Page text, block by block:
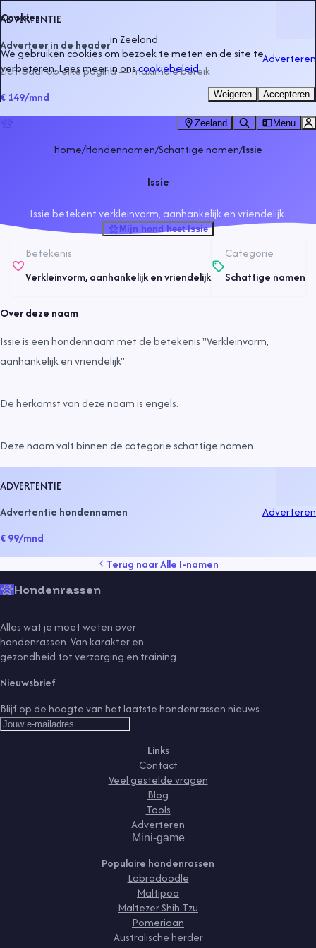
ADVERTENTIE
Adverteer in de headerinZeeland
Zichtbaar op elke pagina — maximale bereik
€ 149/mnd
Adverteren
Zeeland Menu
Home/Hondennamen/Schattige namen/Issie
Issie
Issie betekent verkleinvorm, aanhankelijk en vriendelijk.
Mijn hond heet Issie
Betekenis
Verkleinvorm, aanhankelijk en vriendelijk
Categorie
Schattige namen
Over deze naam
Issie is een hondennaam met de betekenis "Verkleinvorm,
aanhankelijk en vriendelijk".
De herkomst van deze naam is engels.
Deze naam valt binnen de categorieschattige namen.
ADVERTENTIE
Advertentie hondennamen
€ 99/mnd
Adverteren
Terug naarAlle I-namen
Hondenrassen
Alles wat je moet weten over
hondenrassen. Van karakter en
gezondheid tot verzorging en training.
Nieuwsbrief
Blijf op de hoogte van het laatste hondenrassen nieuws.
Links
Contact
Veel gestelde vragen
Blog
Tools
Adverteren
Mini-game
Populaire hondenrassen
Labradoodle
Maltipoo
Maltezer Shih Tzu
Pomeriaan
Australische herder
Cookies
We gebruiken cookies om bezoek te meten en de site te
verbeteren. Lees meer in onscookiebeleid.
Weigeren Accepteren